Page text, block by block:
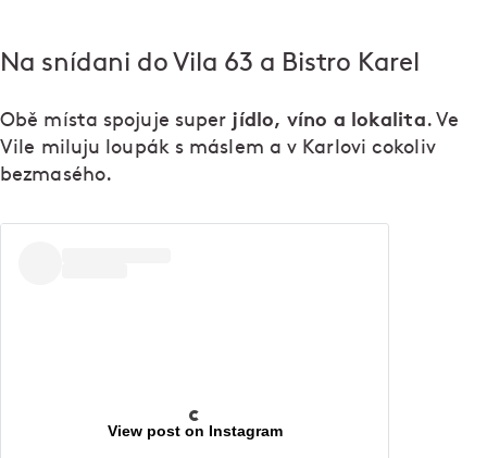
Na snídani do Vila 63 a Bistro Karel
Obě místa spojuje super jídlo, víno a lokalita. Ve
Vile miluju loupák s máslem a v Karlovi cokoliv
bezmasého.
View post on Instagram